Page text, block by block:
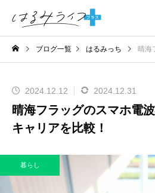
ブログ一覧 はるみっち 晴海フラ
2024.12.12 2024.12.31
晴海フラッグのスマホ電
キャリアを比較！
暮らし